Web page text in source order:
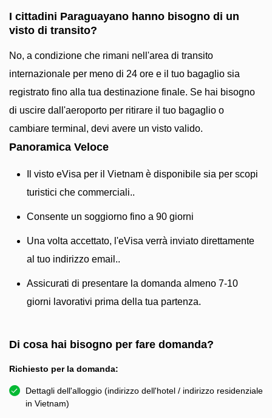
I cittadini Paraguayano hanno bisogno di un
visto di transito?
No, a condizione che rimani nell'area di transito
internazionale per meno di 24 ore e il tuo bagaglio sia
registrato fino alla tua destinazione finale. Se hai bisogno
di uscire dall'aeroporto per ritirare il tuo bagaglio o
cambiare terminal, devi avere un visto valido.
Panoramica Veloce
Il visto eVisa per il Vietnam è disponibile sia per scopi
turistici che commerciali..
Consente un soggiorno fino a 90 giorni
Una volta accettato, l'eVisa verrà inviato direttamente
al tuo indirizzo email..
Assicurati di presentare la domanda almeno 7-10
giorni lavorativi prima della tua partenza.
Di cosa hai bisogno per fare domanda?
Richiesto per la domanda:
Dettagli dell'alloggio (indirizzo dell'hotel / indirizzo residenziale
in Vietnam)